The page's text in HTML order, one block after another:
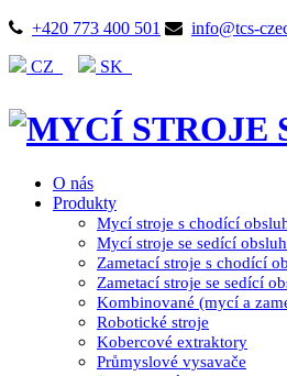
+420 773 400 501 info@tcs-
CZ SK
O nás
Produkty
Mycí stroje s chodící
Mycí stroje se sedící
Zametací stroje s chodící
Zametací stroje se sedící
Kombinované (mycí a
Robotické stroje
Kobercové extraktory
Průmyslové vysavače